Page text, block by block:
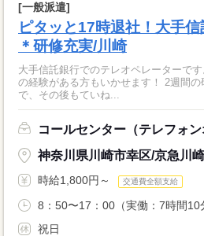
[一般派遣]
ピタッと17時退社！大手
＊研修充実/川崎
大手信託銀行でのテレオペレーターで
の経験がある方もいかせます！ 2週間
で、その後もていね...
コールセンター（テレフォン
神奈川県川崎市幸区/京急川
時給1,800円～ 交通費全額支給
8：50〜17：00（実働：7時間10
祝日